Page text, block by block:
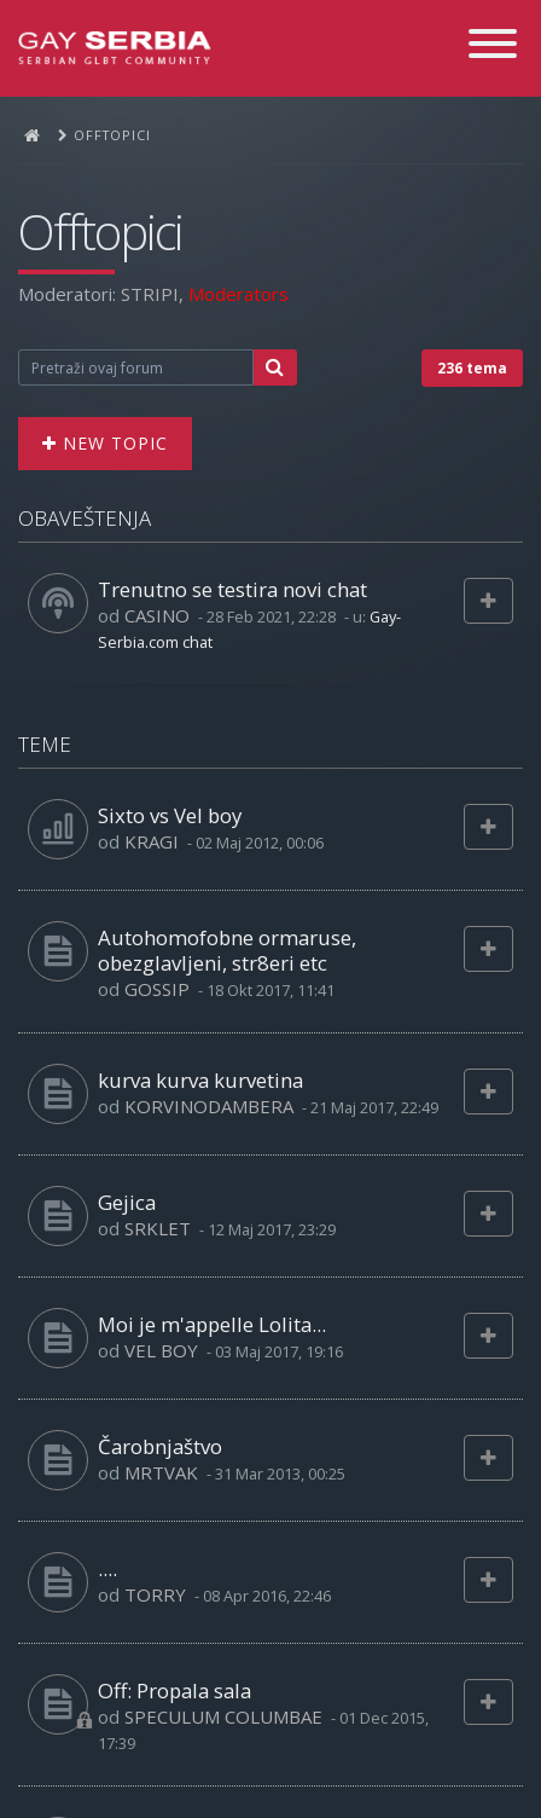
Toggle
OFFTOPICI
Offtopici
Moderatori: STRIPI, Moderators
236 tema
NEW TOPIC
OBAVEŠTENJA
Trenutno se testira novi chat
od CASINO -28 Feb 2021, 22:28 - u: Gay-
Serbia.com chat
TEME
Sixto vs Vel boy
od KRAGI - 02 Maj 2012, 00:06
Autohomofobne ormaruse,
obezglavljeni, str8eri etc
od GOSSIP - 18 Okt 2017, 11:41
kurva kurva kurvetina
od KORVINODAMBERA -21 Maj 2017, 22:49
Gejica
od SRKLET - 12 Maj 2017, 23:29
Moi je m'appelle Lolita...
od VEL BOY - 03 Maj 2017, 19:16
Čarobnjaštvo
od MRTVAK -31 Mar 2013, 00:25
....
od TORRY - 08 Apr 2016, 22:46
Off: Propala sala
od SPECULUM COLUMBAE - 01 Dec 2015,
17:39